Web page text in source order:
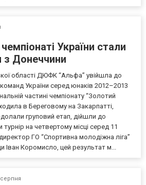
України стали
з Донеччини
області ДЮФК “Альфа” увійшла до
України серед юнаків 2012–2013
частині чемпіонату “Золотий
в Береговому на Закарпатті,
груповий етап, дійшли до
на четвертому місці серед 11
ГО “Спортивна молодіжна ліга”
Іван Коромисло, цей результат м...